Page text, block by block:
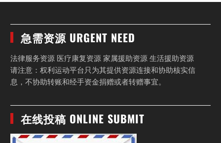
急需资源 URGENT NEED
法律服务资源 医疗康复资源 家属援助资源 生活援助资源
请注意：权利运动平台只为其提供资源连接和协助核实信
息，不协助转账和经手资金捐赠或者转赠事宜。
在线投稿 ONLINE SUBMIT